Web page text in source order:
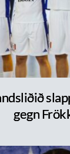
gegn